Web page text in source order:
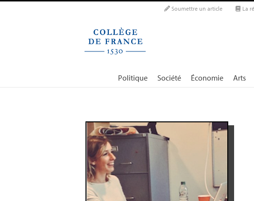
Soumettre un article La
Politique Société Économie Arts